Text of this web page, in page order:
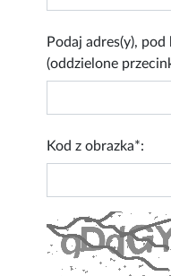
Podaj adres(y), pod
(oddzielone
Kod z obrazka*: